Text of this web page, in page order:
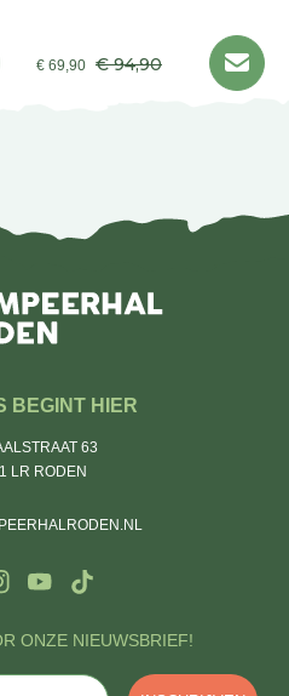
€ 69,90 € 94,90
ONZE NIEUWSBRIEF!
BEGINT HIER
63
LR RODEN